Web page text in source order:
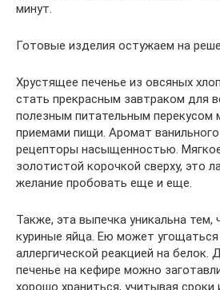
минут.
Готовые изделия остужаем на
Хрустящее печенье из овсяных
стать прекрасным завтраком для
полезным питательным перекусом
приемами пищи. Аромат
рецепторы насыщенностью.
золотистой корочкой сверху, это
желание пробовать еще и еще.
Также, эта выпечка уникальна тем,
куриные яйца. Ею может
аллергической реакцией на белок.
печенье на кефире можно
хорошо храниться, учитывая сроки